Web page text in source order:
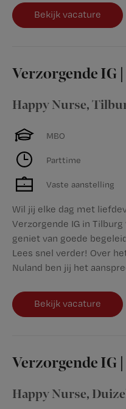
Bekijk vacature
Verzorgende IG
Happy Nurse,
MBO
Parttime
Vaste aanstelling
Wil jij elke dag met
Verzorgende IG in
geniet van goede
Lees snel verder! Over
Nuland ben jij het
Bekijk vacature
Verzorgende IG
Happy Nurse,